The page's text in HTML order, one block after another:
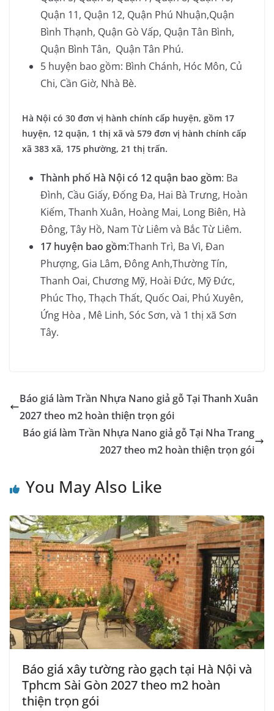
Quận 11, Quận 12, Quận Phú Nhuận,Quận
Bình Thạnh, Quận Gò Vấp, Quận Tân Bình,
Quận Bình Tân, Quận Tân Phú.
5 huyện bao gồm: Bình Chánh, Hóc Môn, Củ
Chi, Cần Giờ, Nhà Bè.
Hà Nội có 30 đơn vị hành chính cấp huyện, gồm 17
huyện, 12 quận, 1 thị xã và 579 đơn vị hành chính cấp
xã 383 xã, 175 phường, 21 thị trấn.
Thành phố Hà Nội có 12 quận bao gồm: Ba
Đình, Cầu Giấy, Đống Đa, Hai Bà Trưng, Hoàn
Kiếm, Thanh Xuân, Hoàng Mai, Long Biên, Hà
Đông, Tây Hồ, Nam Từ Liêm và Bắc Từ Liêm.
17 huyện bao gồm:Thanh Trì, Ba Vì, Đan
Phượng, Gia Lâm, Đông Anh,Thường Tín,
Thanh Oai, Chương Mỹ, Hoài Đức, Mỹ Đức,
Phúc Thọ, Thạch Thất, Quốc Oai, Phú Xuyên,
Ứng Hòa , Mê Linh, Sóc Sơn, và 1 thị xã Sơn
Tây.
Báo giá làm Trần Nhựa Nano giả gỗ Tại Thanh Xuân
2027 theo m2 hoàn thiện trọn gói
Báo giá làm Trần Nhựa Nano giả gỗ Tại Nha Trang
2027 theo m2 hoàn thiện trọn gói
You May Also Like
Báo giá xây tường rào gạch tại Hà Nội và
Tphcm Sài Gòn 2027 theo m2 hoàn
thiện trọn gói